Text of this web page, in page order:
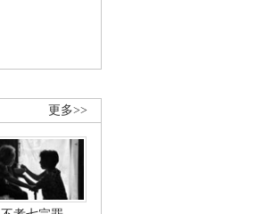
更多>>